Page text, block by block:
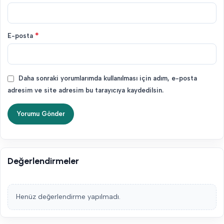
Değerlendirmeler
Henüz değerlendirme yapılmadı.
E-posta *
Daha sonraki yorumlarımda kullanılması için adım, e-posta
adresim ve site adresim bu tarayıcıya kaydedilsin.